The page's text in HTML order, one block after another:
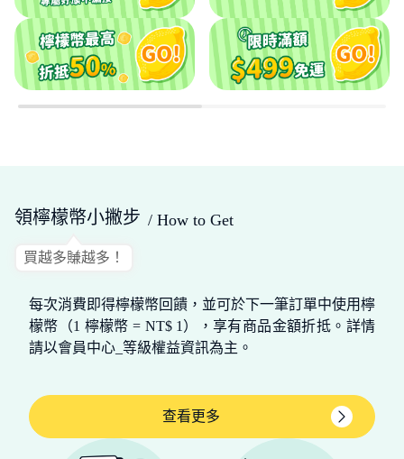
領檸檬幣小撇步 / How to Get
買越多賺越多！
每次消費即得檸檬幣回饋，並可於下一筆訂單中使用檸
檬幣（1 檸檬幣 = NT$ 1），享有商品金額折抵。詳情
請以會員中心_等級權益資訊為主。
查看更多